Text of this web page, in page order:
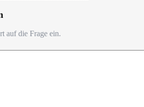
auf die Frage ein.